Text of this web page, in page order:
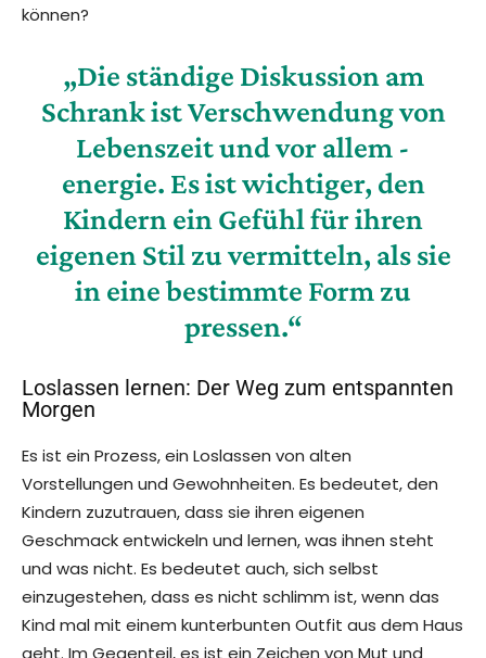
können?
„Die ständige Diskussion am
Schrank ist Verschwendung von
Lebenszeit und vor allem -
energie. Es ist wichtiger, den
Kindern ein Gefühl für ihren
eigenen Stil zu vermitteln, als sie
in eine bestimmte Form zu
pressen.“
Loslassen lernen: Der Weg zum entspannten
Morgen
Es ist ein Prozess, ein Loslassen von alten
Vorstellungen und Gewohnheiten. Es bedeutet, den
Kindern zuzutrauen, dass sie ihren eigenen
Geschmack entwickeln und lernen, was ihnen steht
und was nicht. Es bedeutet auch, sich selbst
einzugestehen, dass es nicht schlimm ist, wenn das
Kind mal mit einem kunterbunten Outfit aus dem Haus